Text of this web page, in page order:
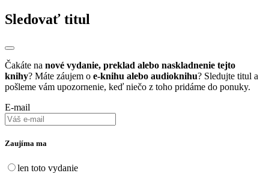
Sledovať titul
Čakáte na nové vydanie, preklad alebo naskladnenie tejto
knihy? Máte záujem o e-knihu alebo audioknihu? Sledujte titul a
pošleme vám upozornenie, keď niečo z toho pridáme do ponuky.
E-mail
Zaujíma ma
len toto vydanie